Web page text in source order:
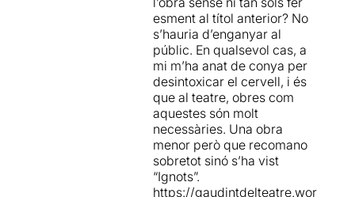
mitjana edat.“Perduts” és
una comèdia que ens parla
sobre “la crisis dels
quaranta” i d’alguns dels
tòpics que l’acompanyen,
com són la insatisfacció i
les inseguretats.
Bon text, bona direcció i dos
interpretacions
dificultat que entenem que
ha de suposar fer tota la
representació asseguts a
una cadira amb petits canvis
de lloc entre escenes. Una
escenografia de Laura Orri
molt senzillaperò molt
efectista, que situa la taula
amb les dues cadires a tocar
de la vidriera que separa el
restaurant del carrer. Una
vidriera on s'anuncien les
esment al títol anterior? No
s’hauria d’enganyar al
públic. En qualsevol cas, a
mi m’ha anat de conya per
desintoxicar el cervell, i és
que al teatre, obres com
aquestes són molt
necessàries. Una obra
menor però que recomano
sobretot sinó s’ha vist
“Ignots”.
https://gaudintdelteatre.wor